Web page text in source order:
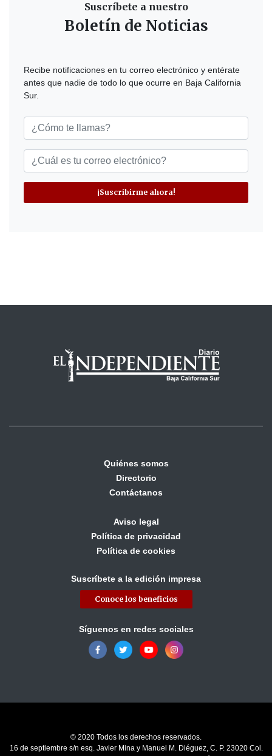
Suscríbete a nuestro
Boletín de Noticias
Recibe notificaciones en tu correo electrónico y entérate
antes que nadie de todo lo que ocurre en Baja California
Sur.
¡Suscribirme ahora!
Quiénes somos
Directorio
Contáctanos
Aviso legal
Política de privacidad
Política de cookies
Suscríbete a la edición impresa
Conoce los beneficios
Síguenos en redes sociales
© 2020 Todos los derechos reservados.
16 de septiembre s/n esq. Javier Mina y Manuel M. Diéguez, C. P. 23020 Col.